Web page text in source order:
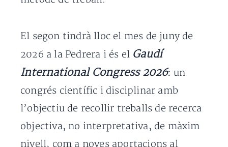
El segon tindrà lloc el mes de juny de
2026 a la Pedrera i és el Gaudí
International Congress 2026: un
congrés científic i disciplinar amb
l’objectiu de recollir treballs de recerca
objectiva, no interpretativa, de màxim
nivell, com a noves aportacions al